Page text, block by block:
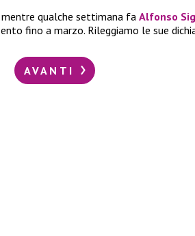
mentre qualche settimana fa Alfonso
fino a marzo. Rileggiamo le sue
AVANTI